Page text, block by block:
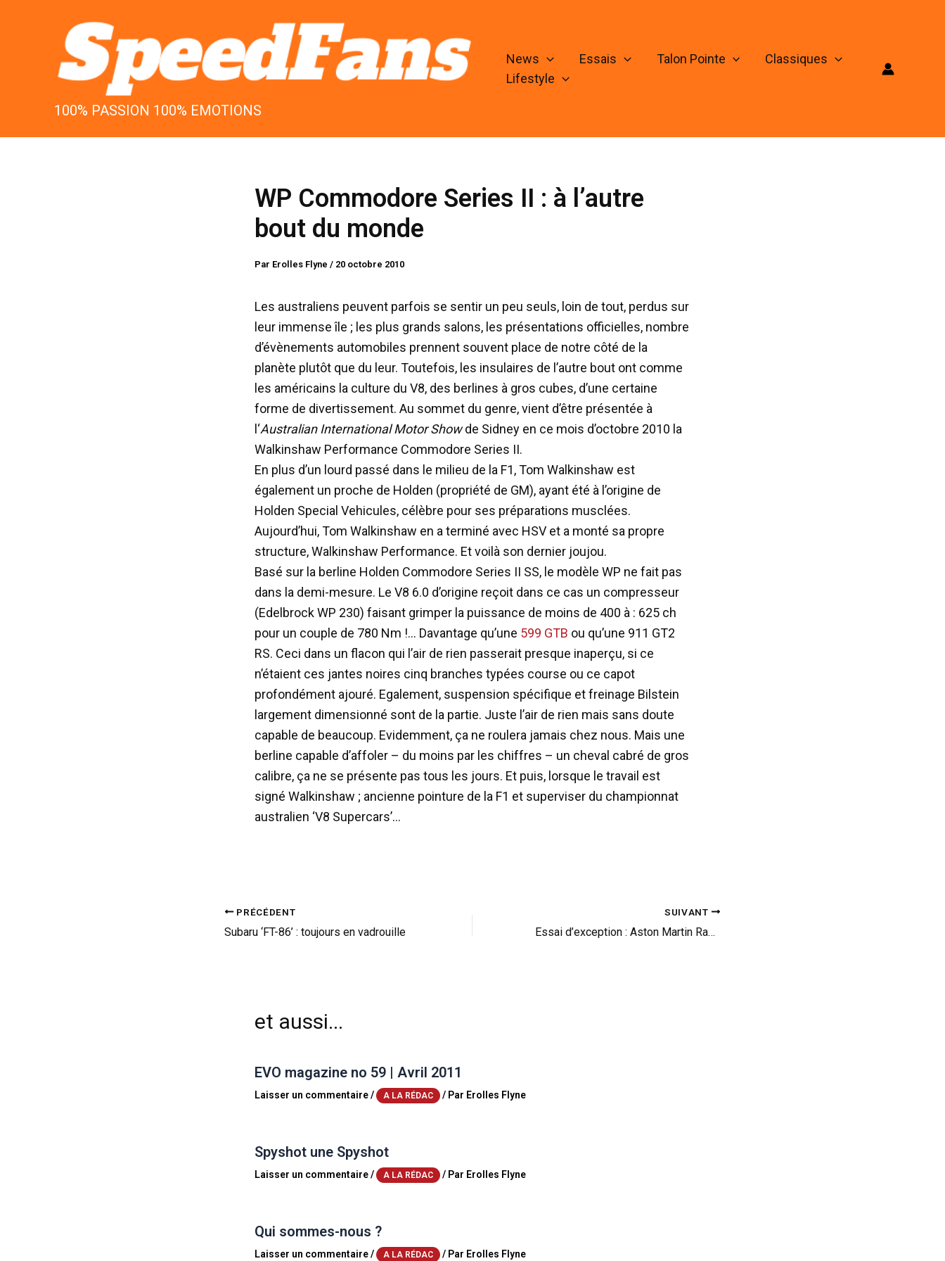
100% PASSION 100% EMOTIONS
News Essais Talon Pointe
Classiques
Lifestyle
WP Commodore Series II : à l’autre
bout du monde
Par Erolles Flyne / 20 octobre 2010
Les australiens peuvent parfois se sentir un peu seuls, loin de tout, perdus sur
leur immense île ; les plus grands salons, les présentations officielles, nombre
d’évènements automobiles prennent souvent place de notre côté de la
planète plutôt que du leur. Toutefois, les insulaires de l’autre bout ont comme
les américains la culture du V8, des berlines à gros cubes, d’une certaine
forme de divertissement. Au sommet du genre, vient d’être présentée à
l‘Australian International Motor Showde Sidney en ce mois d’octobre 2010 la
Walkinshaw Performance Commodore Series II.
En plus d’un lourd passé dans le milieu de la F1, Tom Walkinshaw est
également un proche de Holden (propriété de GM), ayant été à l’origine de
Holden Special Vehicules, célèbre pour ses préparations musclées.
Aujourd’hui, Tom Walkinshaw en a terminé avec HSV et a monté sa propre
structure, Walkinshaw Performance. Et voilà son dernier joujou.
Basé sur la berline Holden Commodore Series II SS, le modèle WP ne fait pas
dans la demi-mesure. Le V8 6.0 d’origine reçoit dans ce cas un compresseur
(Edelbrock WP 230) faisant grimper la puissance de moins de 400 à : 625 ch
pour un couple de 780 Nm !… Davantage qu’une 599 GTB ou qu’une 911 GT2
RS. Ceci dans un flacon qui l’air de rien passerait presque inaperçu, si ce
n’étaient ces jantes noires cinq branches typées course ou ce capot
profondément ajouré. Egalement, suspension spécifique et freinage Bilstein
largement dimensionné sont de la partie. Juste l’air de rien mais sans doute
capable de beaucoup. Evidemment, ça ne roulera jamais chez nous. Mais une
berline capable d’affoler – du moins par les chiffres – un cheval cabré de gros
calibre, ça ne se présente pas tous les jours. Et puis, lorsque le travail est
signé Walkinshaw ; ancienne pointure de la F1 et superviser du championnat
australien ‘V8 Supercars’…
PRÉCÉDENT
Subaru ‘FT-86’ : toujours en vadrouille
SUIVANT
Essai d’exception : Aston Martin Rapide, l’autre crème anglaise
et aussi...
EVO magazine no 59 | Avril 2011
Laisser un commentaire/ A LA RÉDAC / Par Erolles Flyne
Spyshot une Spyshot
Laisser un commentaire/ A LA RÉDAC / Par Erolles Flyne
Qui sommes-nous ?
Laisser un commentaire/ A LA RÉDAC / Par Erolles Flyne